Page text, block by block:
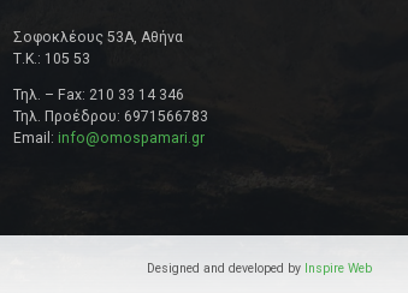
Σοφοκλέους 53Α, Αθήνα
Τ.Κ.: 105 53
Τηλ. – Fax: 210 33 14 346
Τηλ. Προέδρου: 6971566783
Email: info@omospamari.gr
Designed and developed by Inspire Web